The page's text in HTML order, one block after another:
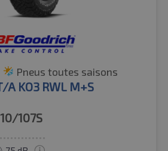
Pneus toutes saisons
KO3 RWL M+S
107S